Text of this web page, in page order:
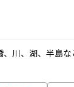
川、湖、半島